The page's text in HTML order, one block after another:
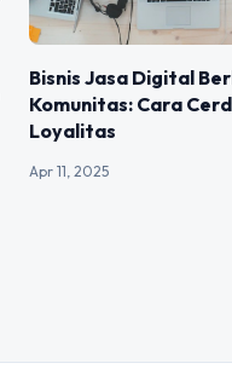
Bisnis Jasa Digital
Komunitas: Cara
Loyalitas
Apr 11, 2025